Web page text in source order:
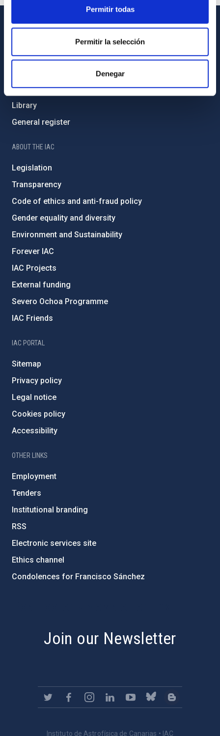
Permitir todas
Permitir la selección
Denegar
Contact
List of personnel
Library
General register
ABOUT THE IAC
Legislation
Transparency
Code of ethics and anti-fraud policy
Gender equality and diversity
Environment and Sustainability
Forever IAC
IAC Projects
External funding
Severo Ochoa Programme
IAC Friends
IAC PORTAL
Sitemap
Privacy policy
Legal notice
Cookies policy
Accessibility
OTHER LINKS
Employment
Tenders
Institutional branding
RSS
Electronic services site
Ethics channel
Condolences for Francisco Sánchez
Join our Newsletter
Instituto de Astrofísica de Canarias • IAC